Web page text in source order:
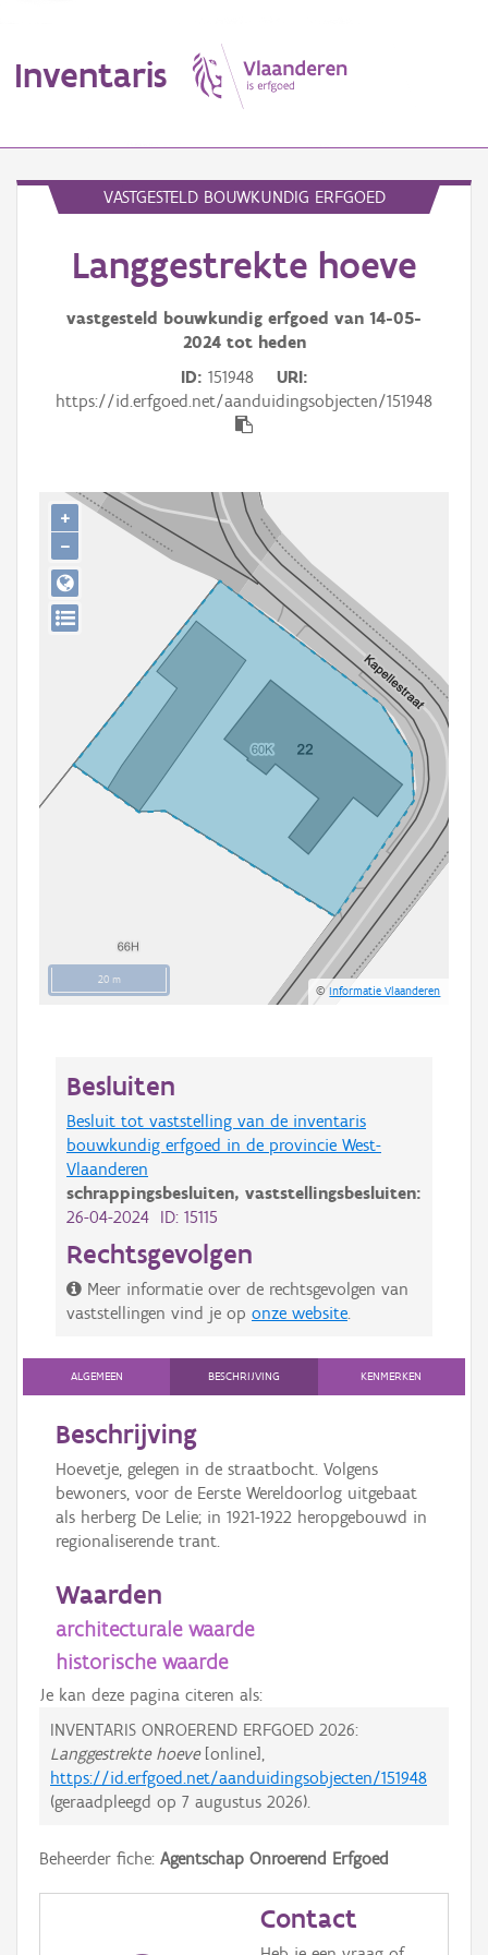
Inventaris
Erfgoedobject
Aanduidingsobject
Thema
Persoon of collectief
Downloads
Hergebruik
VASTGESTELD BOUWKUNDIG ERFGOED
Langgestrekte hoeve
vastgesteld bouwkundig erfgoed van 14-05-
2024tot heden
ID 151948
URI
https://id.erfgoed.net/aanduidingsobjecten/151948
20 m
©Informatie Vlaanderen
+
−
Besluiten
Besluit tot vaststelling van de inventaris
bouwkundig erfgoed in de provincie West-
Vlaanderen
schrappingsbesluiten, vaststellingsbesluiten:
26-04-2024 ID: 15115
Rechtsgevolgen
Meer informatie over de rechtsgevolgen van
vaststellingen vind je op onze website
ALGEMEEN BESCHRIJVING KENMERKEN
Beschrijving
Hoevetje, gelegen in de straatbocht. Volgens
bewoners, voor de Eerste Wereldoorlog uitgebaat
als herberg De Lelie; in 1921-1922 heropgebouwd in
regionaliserende trant.
Waarden
architecturale waarde
historische waarde
Je kan deze pagina citeren als:
INVENTARIS ONROEREND ERFGOED 2026:
Langgestrekte hoeve[online],
https://id.erfgoed.net/aanduidingsobjecten/151948
(geraadpleegd op 7 augustus 2026).
Beheerder fiche: Agentschap Onroerend Erfgoed
Contact